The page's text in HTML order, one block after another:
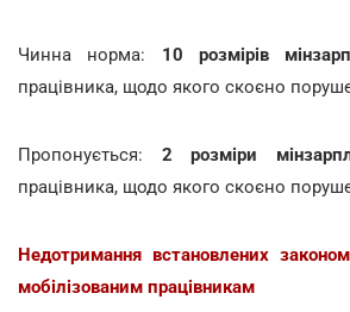
Чинна норма: 10 розмірів
працівника, щодо якого скоєно
Пропонується: 2 розміри
працівника, щодо якого скоєно
Недотримання встановлених
мобілізованим працівникам